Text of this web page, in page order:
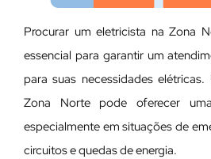
Procurar um eletricista na Zona
essencial para garantir um
para suas necessidades
Zona Norte pode oferecer
especialmente em situações de
circuitos e quedas de energia.